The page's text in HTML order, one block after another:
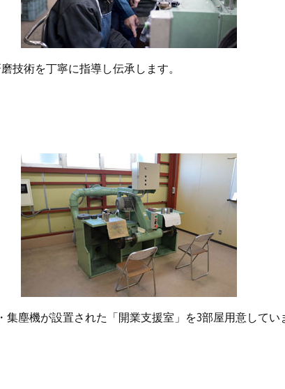
技術を丁寧に指導し伝承します。
塵機が設置された「開業支援室」を3部屋用意してい